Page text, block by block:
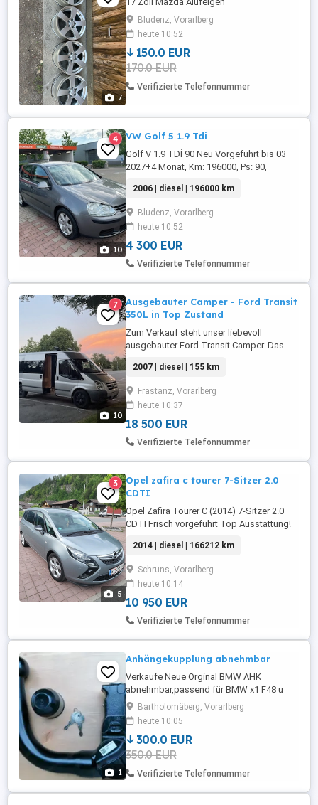
7
Bludenz, Vorarlberg
heute 10:52
150.0 EUR
170.0 EUR
Verifizierte Telefonnummer
10
4 VW Golf 5 1.9 Tdi
Golf V 1.9 TDİ 90 Neu Vorgeführt bis 03
2027+4 Monat, Km: 196000, Ps: 90,
2006 | diesel | 196000 km
Bludenz, Vorarlberg
heute 10:52
4 300 EUR
Verifizierte Telefonnummer
10
7
Ausgebauter Camper - Ford Transit
350L in Top Zustand
Zum Verkauf steht unser liebevoll
ausgebauter Ford Transit Camper. Das
Schulbus. Der Camper befindet sich in
einem sehr gepflegten Zustand, ist
technisch zuverlässig und sofort
einsatzbereit. Besonders hervorzuheben
ist der außergewöhnlich gute
Karosseriezustand ...
2007 | diesel | 155 km
Frastanz, Vorarlberg
heute 10:37
18 500 EUR
Verifizierte Telefonnummer
5
3
Opel zafira c tourer 7-Sitzer 2.0
CDTI
Opel Zafira Tourer C (2014) 7-Sitzer 2.0
CDTI Frisch vorgeführt Top Ausstattung!
Zafira Tourer C wegen Neuanschaffung.
Der Wagen bietet Platz für die ganze
Familie und ist frisch vorgeführt (Pickerl
TÜV neu) einfach einsteigen und
sorgenfrei losfahren! Modell: ...
2014 | diesel | 166212 km
Schruns, Vorarlberg
heute 10:14
10 950 EUR
Verifizierte Telefonnummer
1
Anhängekupplung abnehmbar
Verkaufe Neue Orginal BMW AHK
abnehmbar,passend für BMW x1 F48 u
F39 Bj2015 bis2022. Stützlast 80kg
Zugkraft 2000kg wegen falscher
Bestellung bei BMW um 450
abzugeben.Neupreis war 608 Bei Fragen
einfach melden Keine Rücknahme da
Privatverkauf
Bartholomäberg, Vorarlberg
heute 10:05
300.0 EUR
350.0 EUR
Verifizierte Telefonnummer